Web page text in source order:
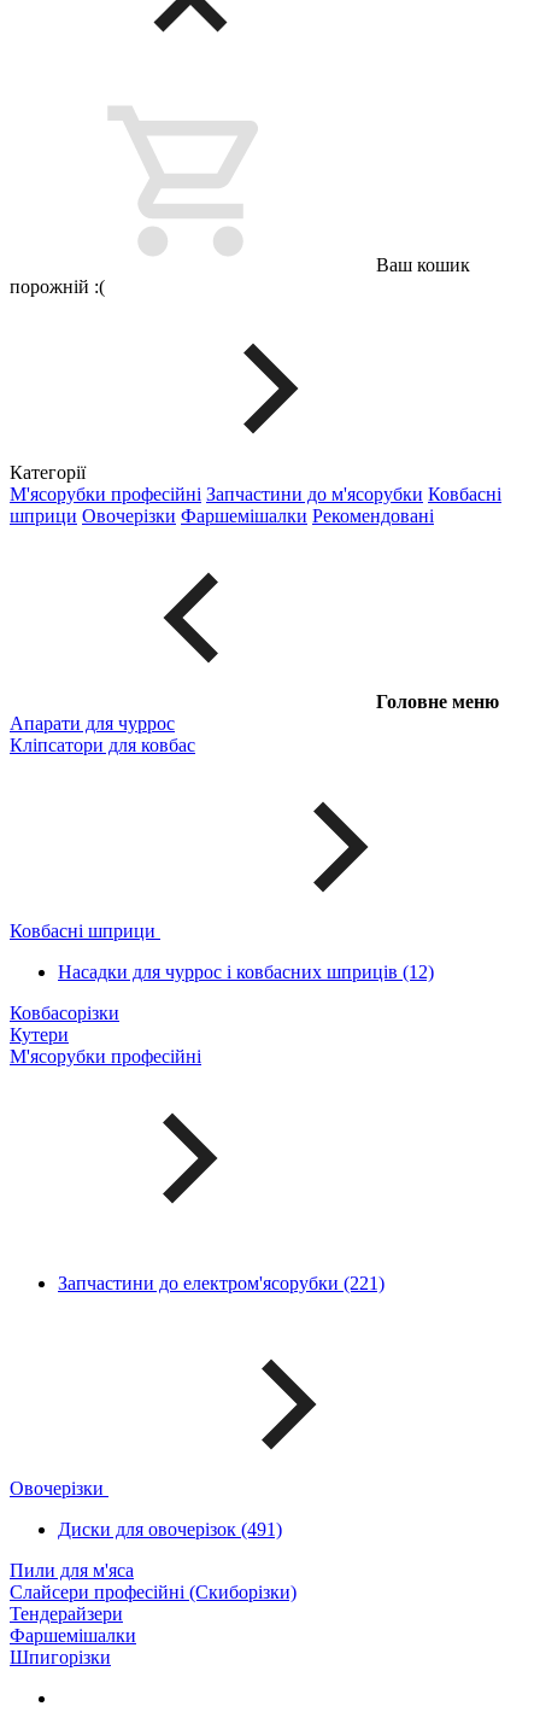
Ваш кошик
порожній :(
Категорії
М'ясорубки професійні Запчастини до м'ясорубки Ковбасні
шприци Овочерізки Фаршемішалки Рекомендовані
Головне меню
Апарати для чуррос
Кліпсатори для ковбас
Ковбасні шприци
Насадки для чуррос і ковбасних шприців (12)
Ковбасорізки
Кутери
М'ясорубки професійні
Запчастини до електром'ясорубки (221)
Овочерізки
Диски для овочерізок (491)
Пили для м'яса
Слайсери професійні (Скиборізки)
Тендерайзери
Фаршемішалки
Шпигорізки